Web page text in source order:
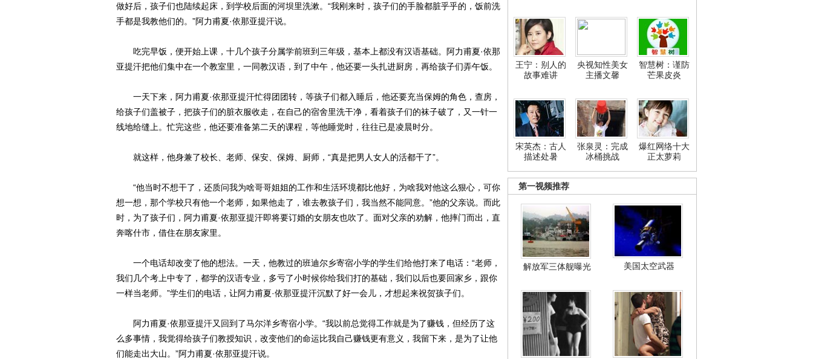
王宁：别人的
故事难讲
央视知性美女
主播文馨
智慧树：谨防
芒果皮炎
宋英杰：古人
描述处暑
张泉灵：完成
冰桶挑战
爆红网络十大
正太萝莉
第一视频推荐
解放军三体舰曝光 美国太空武器
做好后，孩子们也陆续起床，到学校后面的河坝里洗漱。“我刚来时，孩子们的手脸都脏乎乎的，饭前洗
手都是我教他们的。”阿力甫夏·依那亚提汗说。
吃完早饭，便开始上课，十几个孩子分属学前班到三年级，基本上都没有汉语基础。阿力甫夏·依那
亚提汗把他们集中在一个教室里，一同教汉语，到了中午，他还要一头扎进厨房，再给孩子们弄午饭。
一天下来，阿力甫夏·依那亚提汗忙得团团转，等孩子们都入睡后，他还要充当保姆的角色，查房，
给孩子们盖被子，把孩子们的脏衣服收走，在自己的宿舍里洗干净，看着孩子们的袜子破了，又一针一
线地给缝上。忙完这些，他还要准备第二天的课程，等他睡觉时，往往已是凌晨时分。
就这样，他身兼了校长、老师、保安、保姆、厨师，“真是把男人女人的活都干了”。
“他当时不想干了，还质问我为啥哥哥姐姐的工作和生活环境都比他好，为啥我对他这么狠心，可你
想一想，那个学校只有他一个老师，如果他走了，谁去教孩子们，我当然不能同意。”他的父亲说。而此
时，为了孩子们，阿力甫夏·依那亚提汗即将要订婚的女朋友也吹了。面对父亲的劝解，他摔门而出，直
奔喀什市，借住在朋友家里。
一个电话却改变了他的想法。一天，他教过的班迪尔乡寄宿小学的学生们给他打来了电话：“老师，
我们几个考上中专了，都学的汉语专业，多亏了小时候你给我们打的基础，我们以后也要回家乡，跟你
一样当老师。”学生们的电话，让阿力甫夏·依那亚提汗沉默了好一会儿，才想起来祝贺孩子们。
阿力甫夏·依那亚提汗又回到了马尔洋乡寄宿小学。“我以前总觉得工作就是为了赚钱，但经历了这
么多事情，我觉得给孩子们教授知识，改变他们的命运比我自己赚钱更有意义，我留下来，是为了让他
们能走出大山。”阿力甫夏·依那亚提汗说。